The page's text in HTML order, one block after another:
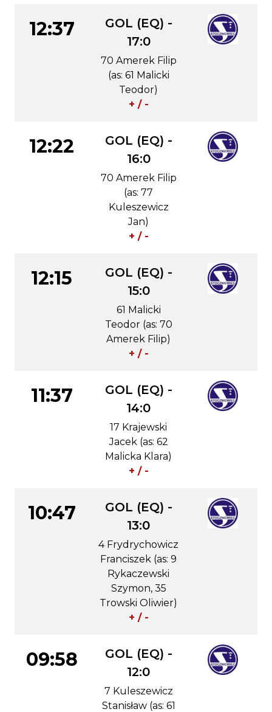
12:37
GOL (EQ) -
17:0
70 Amerek Filip
(as: 61 Malicki
Teodor)
+ / -
12:22
GOL (EQ) -
16:0
70 Amerek Filip
(as: 77
Kuleszewicz
Jan)
+ / -
12:15
GOL (EQ) -
15:0
61 Malicki
Teodor (as: 70
Amerek Filip)
+ / -
11:37
GOL (EQ) -
14:0
17 Krajewski
Jacek (as: 62
Malicka Klara)
+ / -
10:47
GOL (EQ) -
13:0
4 Frydrychowicz
Franciszek (as: 9
Rykaczewski
Szymon, 35
Trowski Oliwier)
+ / -
09:58
GOL (EQ) -
12:0
7 Kuleszewicz
Stanisław (as: 61